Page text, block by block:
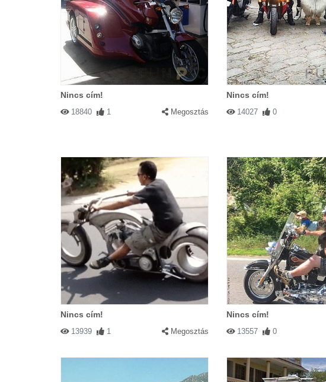
Nincs cím!
18840 1 Megosztás
Nincs cím!
14027 0
Nincs cím!
13939 1 Megosztás
Nincs cím!
13557 0